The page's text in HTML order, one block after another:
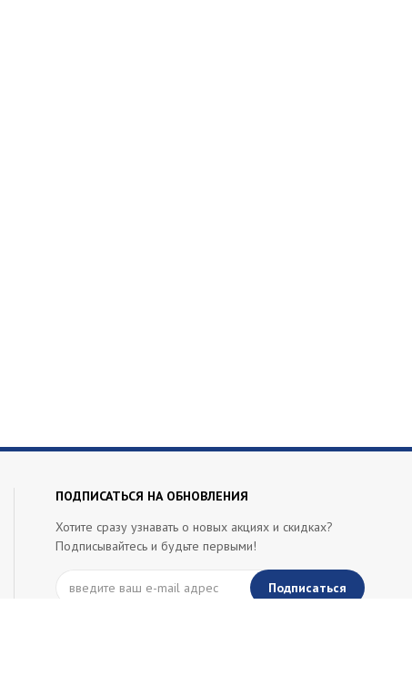
ПОДПИСАТЬСЯ НА ОБНОВЛЕНИЯ
Хотите сразу узнавать о новых акциях и скидках?
Подписывайтесь и будьте первыми!
Подписаться